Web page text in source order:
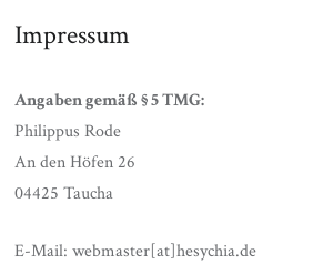
Impressum
Angaben gemäß § 5 TMG:
Philippus Rode
An den Höfen 26
04425 Taucha
E-Mail: webmaster[at]hesychia.de